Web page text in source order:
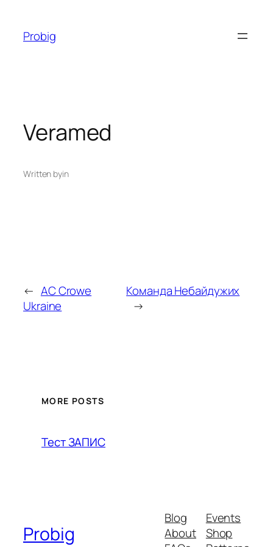
вмісту
Probig
Veramed
Written byin
← AC Crowe
Ukraine
Команда Небайдужих
→
MORE POSTS
Тест ЗАПИС
Probig
Blog
About
Events
Shop